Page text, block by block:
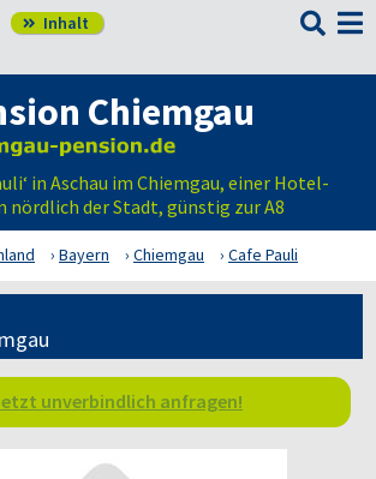
 Inhalt 
Chiemgau
in Aschau im Chiemgau, einer Hotel-
nördlich der Stadt, günstig zur A8
Bayern Chiemgau Cafe Pauli
unverbindlich anfragen!